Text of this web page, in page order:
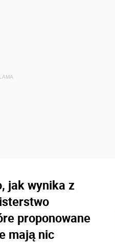
jak wynika z
proponowane
mają nic